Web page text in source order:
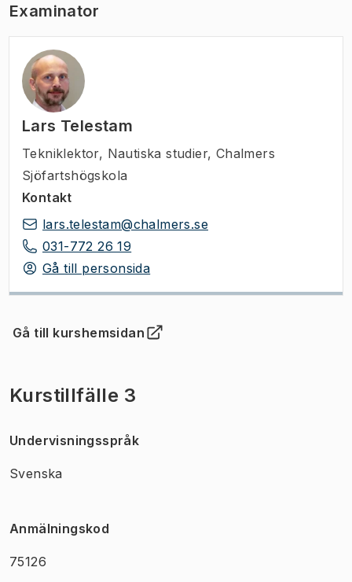
Examinator
Lars Telestam
Tekniklektor, Nautiska studier, Chalmers
Sjöfartshögskola
Kontakt
lars.telestam@chalmers.se
031-772 26 19
Gå till personsida
Gå till kurshemsidan
(Öppnas i ny flik)
Kurstillfälle 3
Undervisningsspråk
Svenska
Anmälningskod
75126